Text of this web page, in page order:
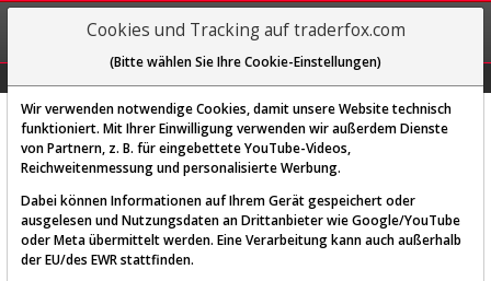
REGIS-
TRIEREN
Diese Funktion ist nur für
Cookies und Tracking auf traderfox.com
(Bitte wählen Sie Ihre Cookie-Einstellungen)
Wir verwenden notwendige Cookies, damit unsere Website technisch
funktioniert. Mit Ihrer Einwilligung verwenden wir außerdem Dienste
von Partnern, z. B. für eingebettete YouTube-Videos,
Reichweitenmessung und personalisierte Werbung.
Dabei können Informationen auf Ihrem Gerät gespeichert oder
ausgelesen und Nutzungsdaten an Drittanbieter wie Google/YouTube
oder Meta übermittelt werden. Eine Verarbeitung kann auch außerhalb
der EU/des EWR stattfinden.